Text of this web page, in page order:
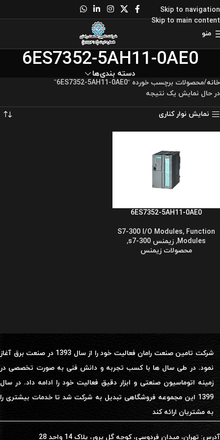
Skip to navigation
Skip to main content
منو
6ES7352-5AH11-0AE0
دسته بندی‌ها
خانه محصولات برچسب خورده “6ES7352-5AH11-0AE0”
در حال نمایش یک نتیجه
نمایش نوار کناری
6ES7352-5AH11-0AE0
S7-300 I/O Modules, Function
Modules
, زیمنس s7-300
,
محصولات زیمنس
شرکت تامین صنعت رامان فعالیت خود را از سال 1393 در صنعت برق آغاز
نمود. در طی سال ها با کسب تجربه و دانش فنی به صورت تخصصی در
زمینه اتوماسیون صنعتی و ابزار دقیق فعالیت خود را ادامه داد. در سال
1399 این مجموعه فروشگاهی تبدیل به شرکت شد تا خدمات بیشتری را
به مشتریان ارائه کند
آدرس: تهران، میدان فردوسی، کوچه گل پرور، پلاک 14 واحد 28